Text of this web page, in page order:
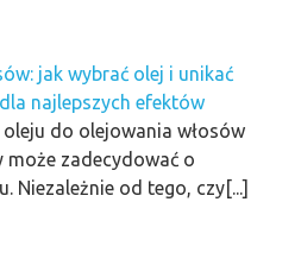
jak wybrać olej i unikać
najlepszych efektów
do olejowania włosów
zadecydować o
Niezależnie od tego, czy[...]